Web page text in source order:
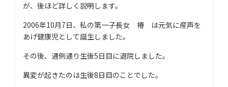
が、後ほど詳しく説明します。
2006年10月7日、私の第一子長女 椿 は元気に産声を
あげ健康児として誕生しました。
その後、通例通り生後5日目に退院しました。
異変が起きたのは生後8日目のことでした。